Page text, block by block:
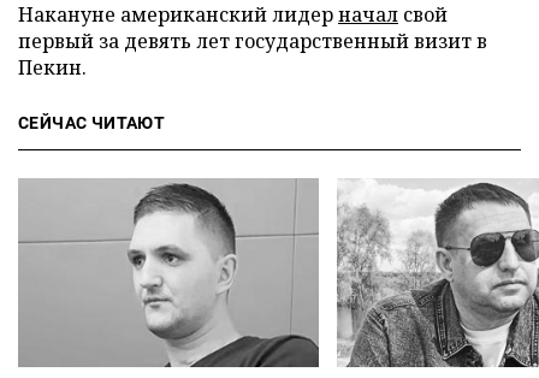
Накануне американский лидерначал свой
первый за девять лет государственный визит в
Пекин.
СЕЙЧАС ЧИТАЮТ